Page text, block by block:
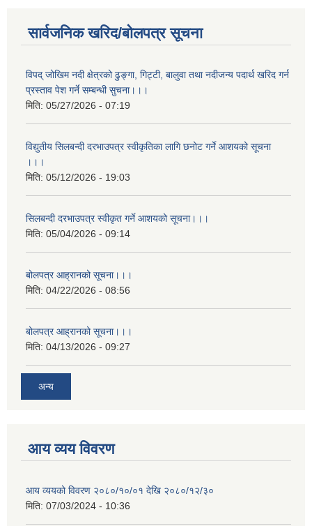
सार्वजनिक खरिद/बोलपत्र सूचना
विपद् जोखिम नदी क्षेत्रको ढुङ्गा, गिट्टी, बालुवा तथा नदीजन्य पदार्थ खरिद गर्न
प्रस्ताव पेश गर्ने सम्बन्धी सुचना।।।
मिति: 05/27/2026 - 07:19
विद्युतीय सिलबन्दी दरभाउपत्र स्वीकृतिका लागि छनोट गर्ने आशयको सूचना
।।।
मिति: 05/12/2026 - 19:03
सिलबन्दी दरभाउपत्र स्वीकृत गर्ने आशयको सूचना।।।
मिति: 05/04/2026 - 09:14
बोलपत्र आह्रानको सूचना।।।
मिति: 04/22/2026 - 08:56
बोलपत्र आह्रानको सूचना।।।
मिति: 04/13/2026 - 09:27
अन्य
आय व्यय विवरण
आय व्ययको विवरण २०८०/१०/०१ देखि २०८०/१२/३०
मिति: 07/03/2024 - 10:36